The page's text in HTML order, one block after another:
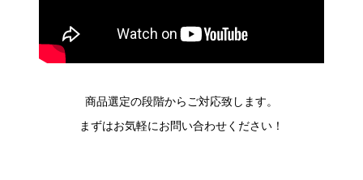
商品選定の段階からご対応致します。
まずはお気軽にお問い合わせください！